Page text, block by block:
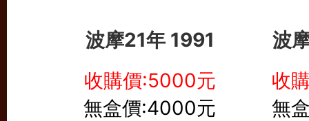
波摩21年 1991
波
收購價:5000元
無盒價:4000元
收
無